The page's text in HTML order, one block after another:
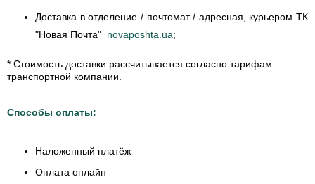
Доставка в отделение / почтомат / адресная, курьером ТК
"Новая Почта" novaposhta.ua;
* Стоимость доставки рассчитывается согласно тарифам
транспортной компании.
Способы оплаты:
Наложенный платёж
Оплата онлайн